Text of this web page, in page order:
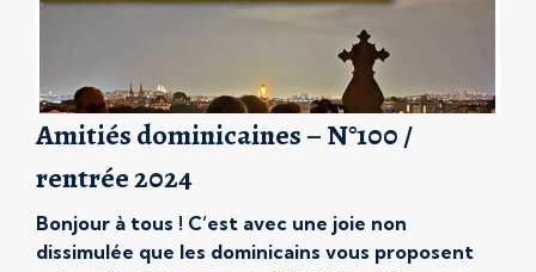
Amitiés dominicaines – N°100 /
rentrée 2024
Bonjour à tous ! C’est avec une joie non
dissimulée que les dominicains vous proposent